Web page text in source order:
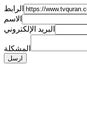
الرابط
الاسم
البريد الإلكتروني
المشكلة
ارسل